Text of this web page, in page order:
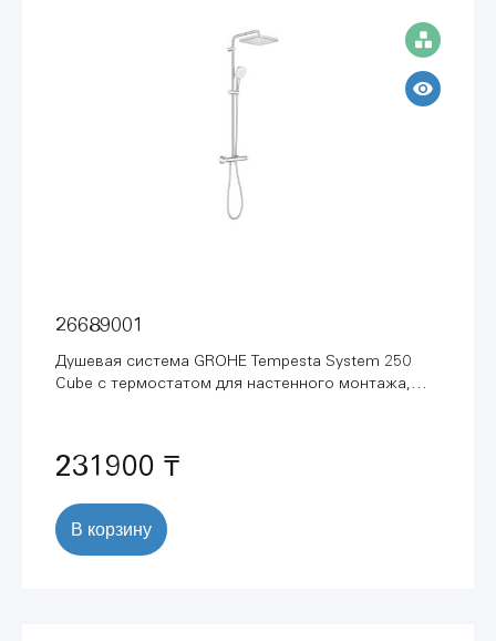
26689001
Душевая система GROHE Tempesta System 250
Cube с термостатом для настенного монтажа,
231900 ₸
В корзину